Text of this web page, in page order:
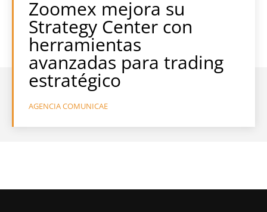
Zoomex mejora su
Strategy Center con
herramientas
avanzadas para trading
estratégico
AGENCIA COMUNICAE